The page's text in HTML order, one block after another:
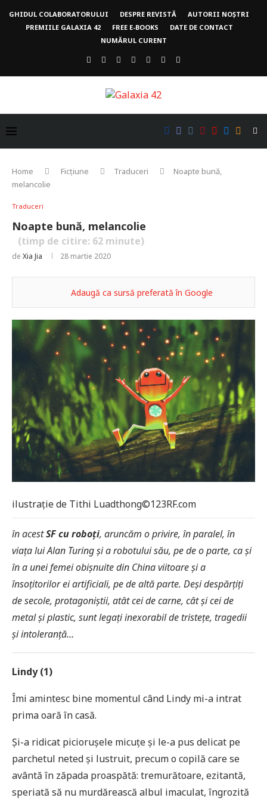
GHIDUL COLABORATORULUI DESPRE REVISTĂ
AUTORII NOȘTRI
PREMIILE GALAXIA 42
FREE E-BOOKS
DATE DE CONTACT
NUMĂRUL CURENT
Home Ficțiune Traduceri
Noapte bună,
melancolie
Traduceri
Noapte bună, melancolie
(timp de citire: 62 minute)
de Xia Jia 28 martie 2020
Adaugă ca sursă preferată în Google
ilustrație de Tithi Luadthong©123RF.com
în acestSF cu roboți, aruncăm o privire, în paralel, în
viața lui Alan Turing și a robotului său, pe de o parte, ca și
în a unei femei obișnuite din China viitoare și a
însoțitorilor ei artificiali, pe de altă parte. Deși despărțiți
de secole, protagoniștii, atât cei de carne, cât și cei de
metal și plastic, sunt legați inexorabil de tristețe, tragedii
și intoleranță…
Lindy (1)
Îmi amintesc bine momentul când Lindy mi-a intrat
prima oară în casă.
Și-a ridicat piciorușele micuțe și le-a pus delicat pe
parchetul neted și lustruit, precum o copilă care se
avântă în zăpada proaspătă: tremurătoare, ezitantă,
speriată să nu murdărească albul imaculat, îngrozită